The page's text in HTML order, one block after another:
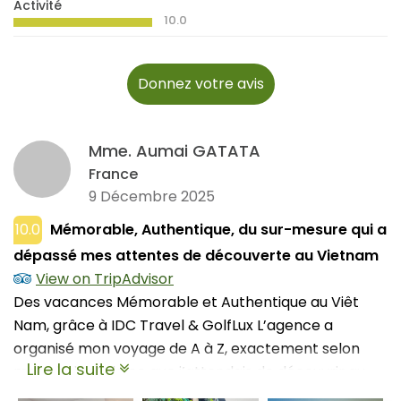
Activité
10.0
Donnez votre avis
Mme. Aumai GATATA
France
9 Décembre 2025
10.0 Mémorable, Authentique, du sur-mesure qui a
dépassé mes attentes de découverte au Vietnam
View on TripAdvisor
Des vacances Mémorable et Authentique au Viêt
Nam, grâce à IDC Travel & GolfLux L’agence a
organisé mon voyage de A à Z, exactement selon
mes choix et de ce que j’attendais de découvrir au
Viêt Nam, la culture et les vietnamiens, leur force et
Lire la suite